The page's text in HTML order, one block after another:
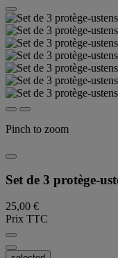
Pinch to zoom
Set de 3 protège-
25,00 €
Prix TTC